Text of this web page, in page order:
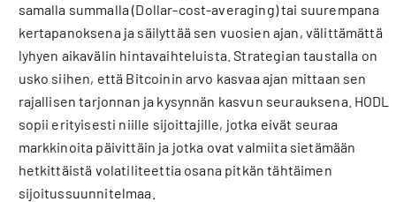
samalla summalla (Dollar-cost-averaging) tai suurempana
kertapanoksena ja säilyttää sen vuosien ajan, välittämättä
lyhyen aikavälin hintavaihteluista. Strategian taustalla on
usko siihen, että Bitcoinin arvo kasvaa ajan mittaan sen
rajallisen tarjonnan ja kysynnän kasvun seurauksena. HODL
sopii erityisesti niille sijoittajille, jotka eivät seuraa
markkinoita päivittäin ja jotka ovat valmiita sietämään
hetkittäistä volatiliteettia osana pitkän tähtäimen
sijoitussuunnitelmaa.